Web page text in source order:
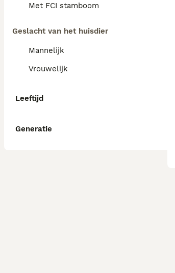
Met FCI stamboom
Geslacht van het huisdier
Mannelijk
Vrouwelijk
Leeftijd
Generatie